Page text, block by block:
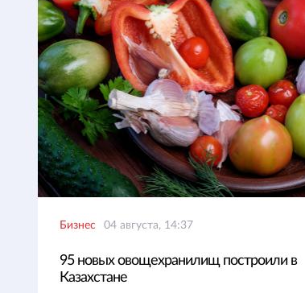
Бизнес 04 августа, 14:37
95 новых овощехранилищ построили в
Казахстане